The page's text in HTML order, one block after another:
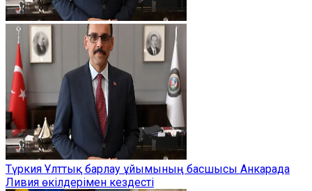
Түркия Ұлттық барлау ұйымының басшысы Анкарада
Ливия өкілдерімен кездесті